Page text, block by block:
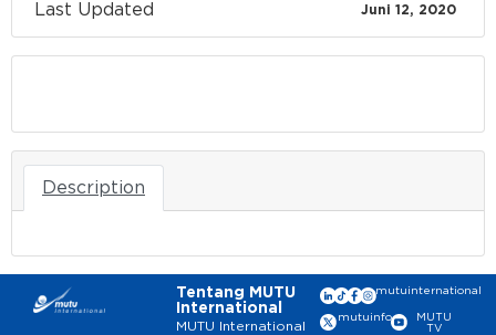
Last Updated Juni 12, 2020
Description
Tentang MUTU
International
MUTU International
mutuinternational
mutuinfo
MUTU
TV